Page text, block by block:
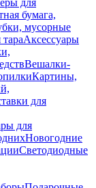
для
бумага,
мусорные
Аксессуары
Вешалки-
Картины,
для
для
Новогодние
Светодиодные